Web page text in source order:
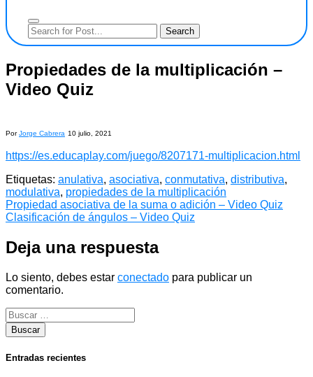
Propiedades de la multiplicación –
Video Quiz
PorJorge Cabrera 10 julio, 2021
https://es.educaplay.com/juego/8207171-multiplicacion.html
Etiquetas: anulativa, asociativa, conmutativa, distributiva,
modulativa, propiedades de la multiplicación
Navegación
de
entradas
Propiedad asociativa de la suma o adición – Video Quiz
Clasificación de ángulos – Video Quiz
Deja una respuesta
Lo siento, debes estar conectado para publicar un
comentario.
Entradas recientes